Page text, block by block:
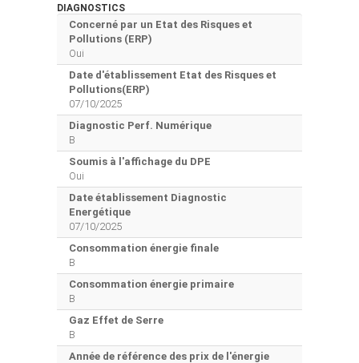
DIAGNOSTICS
Concerné par un Etat des Risques et
Pollutions (ERP)
Oui
Date d'établissement Etat des Risques et
Pollutions(ERP)
07/10/2025
Diagnostic Perf. Numérique
B
Soumis à l'affichage du DPE
Oui
Date établissement Diagnostic
Energétique
07/10/2025
Consommation énergie finale
B
Consommation énergie primaire
B
Gaz Effet de Serre
B
Année de référence des prix de l'énergie